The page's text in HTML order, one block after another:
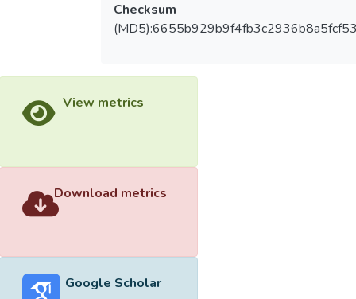
Checksum
View metrics
Download metrics
Google Scholar